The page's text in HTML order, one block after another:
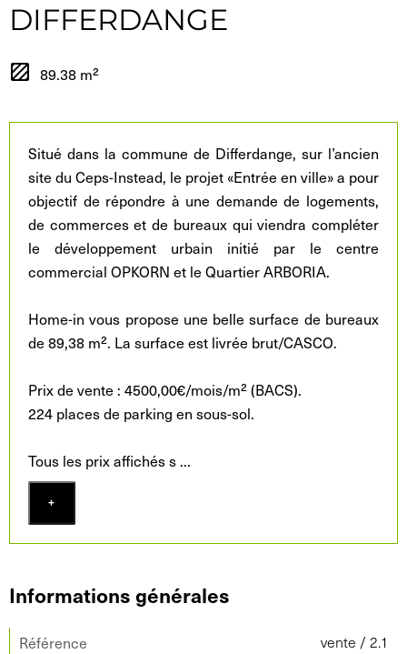
DIFFERDANGE
89.38 m²
Situé dans la commune de Differdange, sur l’ancien
site du Ceps-Instead, le projet «Entrée en ville» a pour
objectif de répondre à une demande de logements,
de commerces et de bureaux qui viendra compléter
le développement urbain initié par le centre
commercial OPKORN et le Quartier ARBORIA.
Home-in vous propose une belle surface de bureaux
de 89,38 m². La surface est livrée brut/CASCO.
Prix de vente : 4500,00€/mois/m² (BACS).
224 places de parking en sous-sol.
Tous les prix affichés s ...
+
Informations générales
Référence vente / 2.1